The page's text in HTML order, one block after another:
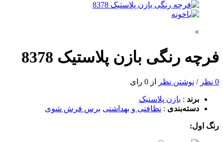
×
فرچه رنگی بازن پلاستیک 8378
0 نظر / نوشتن نظر از 0 رای
برند : بازن پلاستیک
دسته‌بندی : نظافتی و بهداشتی برس فرش شوی
رنگ اول: